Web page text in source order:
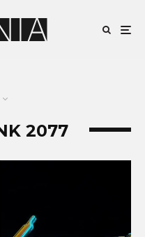
2077